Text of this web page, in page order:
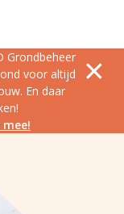
Grondbeheer
voor altijd
En daar